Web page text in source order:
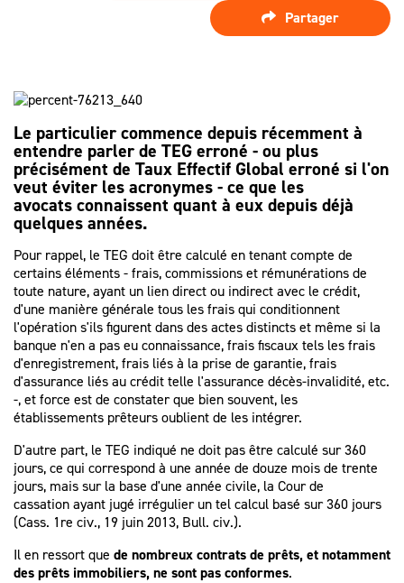
Partager
Le particulier commence depuis récemment à
entendre parler de TEG erroné - ou plus
précisément de Taux Effectif Global erroné si l'on
veut éviter les acronymes - ce que les
avocats connaissent quant à eux depuis déjà
quelques années.
Pour rappel, le TEG doit être calculé en tenant compte de
certains éléments - frais, commissions et rémunérations de
toute nature, ayant un lien direct ou indirect avec le crédit,
d'une manière générale tous les frais qui conditionnent
l'opération s'ils figurent dans des actes distincts et même si la
banque n'en a pas eu connaissance, frais fiscaux tels les frais
d'enregistrement, frais liés à la prise de garantie, frais
d'assurance liés au crédit telle l'assurance décès-invalidité, etc.
-, et force est de constater que bien souvent, les
établissements prêteurs oublient de les intégrer.
D'autre part, le TEG indiqué ne doit pas être calculé sur 360
jours, ce qui correspond à une année de douze mois de trente
jours, mais sur la base d'une année civile, la Cour de
cassation ayant jugé irrégulier un tel calcul basé sur 360 jours
(Cass. 1re civ., 19 juin 2013, Bull. civ.).
Il en ressort que de nombreux contrats de prêts, et notamment
des prêts immobiliers, ne sont pas conformes.
DÉMARCHES
PROCÉDURE
D'APPEL